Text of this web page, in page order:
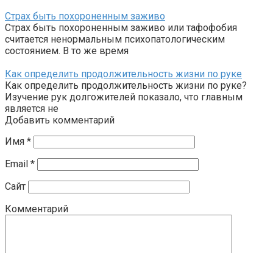
Страх быть похороненным заживо
Страх быть похороненным заживо или тафофобия
считается ненормальным психопатологическим
состоянием. В то же время
Как определить продолжительность жизни по руке
Как определить продолжительность жизни по руке?
Изучение рук долгожителей показало, что главным
является не
Добавить комментарий
Имя *
Email *
Сайт
Комментарий